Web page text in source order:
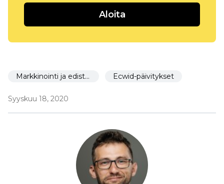
Aloita
Markkinointi ja edistäminen Ecwid-päivitykset
Syyskuu 18, 2020